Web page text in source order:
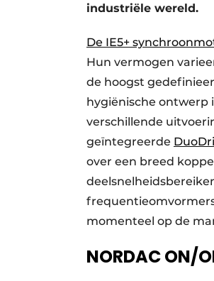
industriële wereld.
De IE5+
Hun vermogen
de hoogst
hygiënische ontwerp
verschillende
geïntegreerde
over een breed
momenteel op de
NORDAC